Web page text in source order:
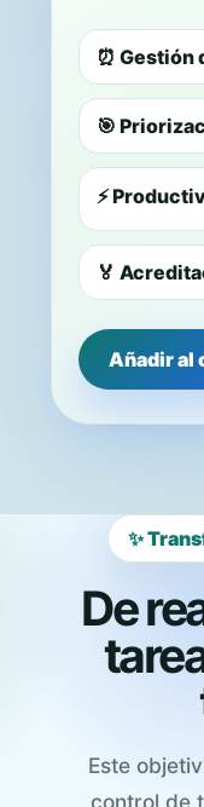
⏰ Gestión
🎯
⚡
🏅
Añadir al
✨
De
Este
control de